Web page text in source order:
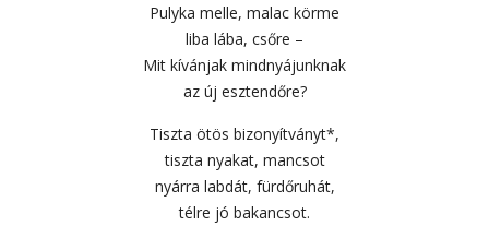
Pulyka melle, malac körme
liba lába, csőre –
Mit kívánjak mindnyájunknak
az új esztendőre?
Tiszta ötös bizonyítványt*,
tiszta nyakat, mancsot
nyárra labdát, fürdőruhát,
télre jó bakancsot.